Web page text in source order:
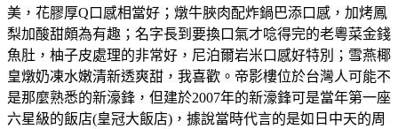
美，花膠厚Q口感相當好；燉牛脥肉配炸鍋巴添口感，加烤鳳
梨加酸甜頗為有趣；名字長到要換口氣才唸得完的老粵菜金錢
魚肚，柚子皮處理的非常好，尼泊爾岩米口感好特別；雪燕椰
皇燉奶凍水嫩清新透爽甜，我喜歡。帝影樓位於台灣人可能不
是那麼熟悉的新濠鋒，但建於2007年的新濠鋒可是當年第一座
六星級的飯店(皇冠大飯店)，據說當時代言的是如日中天的周